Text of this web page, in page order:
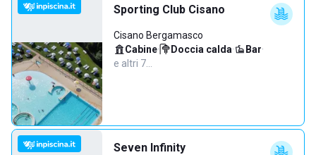
Sporting Club Cisano
Cisano Bergamasco
Cabine· Doccia calda· Bar·
e altri 7…
Seven Infinity